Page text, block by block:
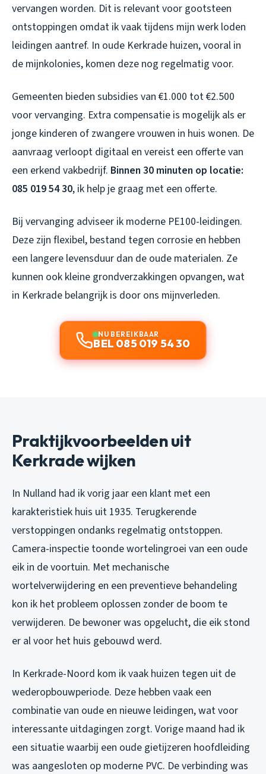
vervangen worden. Dit is relevant voor gootsteen
ontstoppingen omdat ik vaak tijdens mijn werk loden
leidingen aantref. In oude Kerkrade huizen, vooral in
de mijnkolonies, komen deze nog regelmatig voor.
Gemeenten bieden subsidies van €1.000 tot €2.500
voor vervanging. Extra compensatie is mogelijk als er
jonge kinderen of zwangere vrouwen in huis wonen. De
aanvraag verloopt digitaal en vereist een offerte van
een erkend vakbedrijf. Binnen 30 minuten op locatie:
085 019 54 30, ik help je graag met een offerte.
Bij vervanging adviseer ik moderne PE100-leidingen.
Deze zijn flexibel, bestand tegen corrosie en hebben
een langere levensduur dan de oude materialen. Ze
kunnen ook kleine grondverzakkingen opvangen, wat
in Kerkrade belangrijk is door ons mijnverleden.
NU BEREIKBAAR
BEL 085 019 54 30
Praktijkvoorbeelden uit
Kerkrade wijken
In Nulland had ik vorig jaar een klant met een
karakteristiek huis uit 1935. Terugkerende
verstoppingen ondanks regelmatig ontstoppen.
Camera-inspectie toonde wortelingroei van een oude
eik in de voortuin. Met mechanische
wortelverwijdering en een preventieve behandeling
kon ik het probleem oplossen zonder de boom te
verwijderen. De bewoner was opgelucht, die eik stond
er al voor het huis gebouwd werd.
In Kerkrade-Noord kom ik vaak huizen tegen uit de
wederopbouwperiode. Deze hebben vaak een
combinatie van oude en nieuwe leidingen, wat voor
interessante uitdagingen zorgt. Vorige maand had ik
een situatie waarbij een oude gietijzeren hoofdleiding
was aangesloten op moderne PVC. De verbinding was